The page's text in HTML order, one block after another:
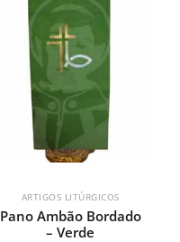
ARTIGOS LITÚRGICOS
Pano Ambão Bordado
– Verde